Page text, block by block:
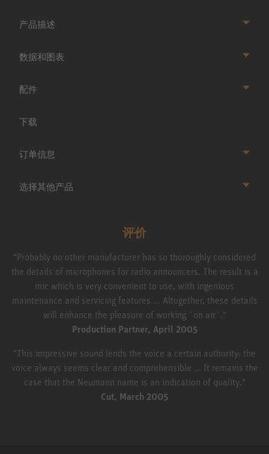
产品描述
数据和图表
配件
下载
订单信息
选择其他产品
评价
"Probably no other manufacturer has so thoroughly considered
the details of microphones for radio announcers. The result is a
mic which is very convenient to use, with ingenious
maintenance and servicing features ... Altogether, these details
will enhance the pleasure of working `on air´."
Production Partner, April 2005
"This impressive sound lends the voice a certain authority: the
voice always seems clear and comprehensible ... It remains the
case that the Neumann name is an indication of quality."
Cut, March 2005